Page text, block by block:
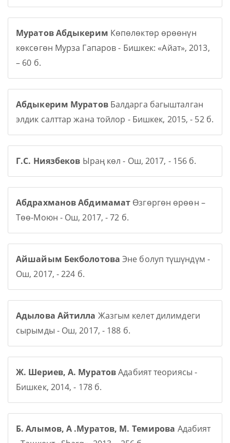
Муратов Абдыкерим Көпөлөктөр өрөөнүн
көксөгөн Мурза Гапаров - Бишкек: «Айат», 2013,
– 60 б.
Абдыкерим МуратовБалдарга багышталган
элдик салттар жана тойлор - Бишкек, 2015, - 52 б.
Г.С. Ниязбеков Ыраң көл - Ош, 2017, - 156 б.
Абдрахманов Абдимамат Өзгөргөн өрөөн –
Төө-Моюн - Ош, 2017, - 72 б.
Айшайым Бекболотова Эне болуп түшүндүм -
Ош, 2017, - 224 б.
Адылова Айтилла Жазгым келет дилимдеги
сырымды - Ош, 2017, - 188 б.
Ж. Шериев, А. МуратовАдабият теориясы -
Бишкек, 2014, - 178 б.
Б. Алымов, А .Муратов, М. Темирова Адабият